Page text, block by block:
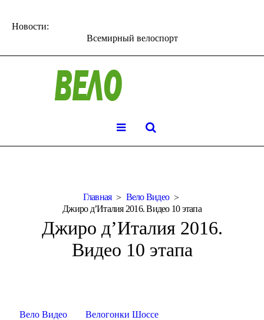
Новости:
Всемирный велоспорт
Главная
Вело Видео
Джиро д’Италия 2016. Видео 10 этапа
Джиро д’Италия 2016.
Видео 10 этапа
Вело Видео
Велогонки Шоссе